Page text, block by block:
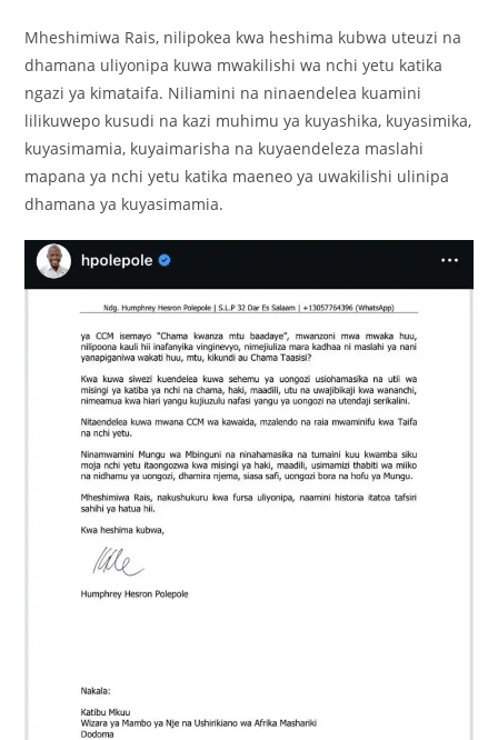
Mheshimiwa Rais, nilipokea kwa heshima kubwa uteuzi na
dhamana uliyonipa kuwa mwakilishi wa nchi yetu katika
ngazi ya kimataifa. Niliamini na ninaendelea kuamini
lilikuwepo kusudi na kazi muhimu ya kuyashika, kuyasimika,
kuyasimamia, kuyaimarisha na kuyaendeleza maslahi
mapana ya nchi yetu katika maeneo ya uwakilishi ulinipa
dhamana ya kuyasimamia.